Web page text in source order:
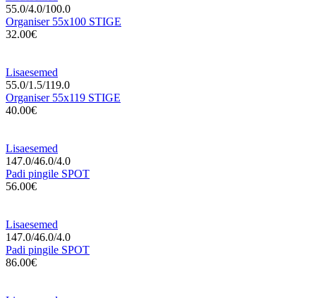
55.0/4.0/100.0
Organiser 55x100 STIGE
32.00€
Lisaesemed
55.0/1.5/119.0
Organiser 55x119 STIGE
40.00€
Lisaesemed
147.0/46.0/4.0
Padi pingile SPOT
56.00€
Lisaesemed
147.0/46.0/4.0
Padi pingile SPOT
86.00€